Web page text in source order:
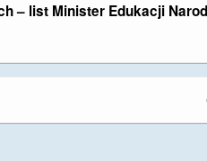
– list Minister Edukacji